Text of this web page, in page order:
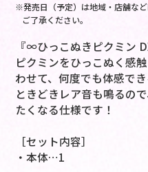
※発売日（予定）は地域・店舗な
ご了承ください。
『∞ひっこぬきピクミン
ピクミンをひっこぬく感
わせて、何度でも体感でき
ときどきレア音も鳴るの
たくなる仕様です！
［セット内容］
・本体…1